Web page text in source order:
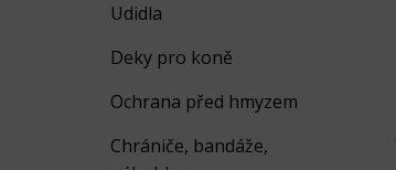
Udidla
Deky pro koně
Ochrana před hmyzem
Chrániče, bandáže,